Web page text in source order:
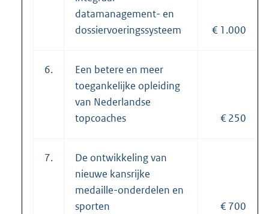
datamanagement- en
dossiervoeringssysteem
€ 1.000
6.
Een betere en meer
toegankelijke opleiding
van Nederlandse
topcoaches
€ 250
7.
De ontwikkeling van
nieuwe kansrijke
medaille-onderdelen en
sporten
€ 700